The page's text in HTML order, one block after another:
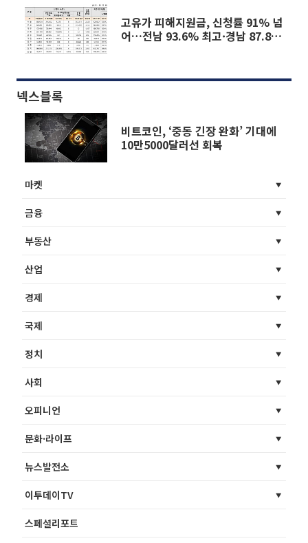
고유가 피해지원금, 신청률 91% 넘
어…전남 93.6% 최고·경남 87.8%
넥스블록
비트코인, ‘중동 긴장 완화’ 기대에
10만5000달러선 회복
마켓
금융
부동산
산업
경제
국제
정치
사회
오피니언
문화·라이프
뉴스발전소
이투데이TV
스페셜리포트